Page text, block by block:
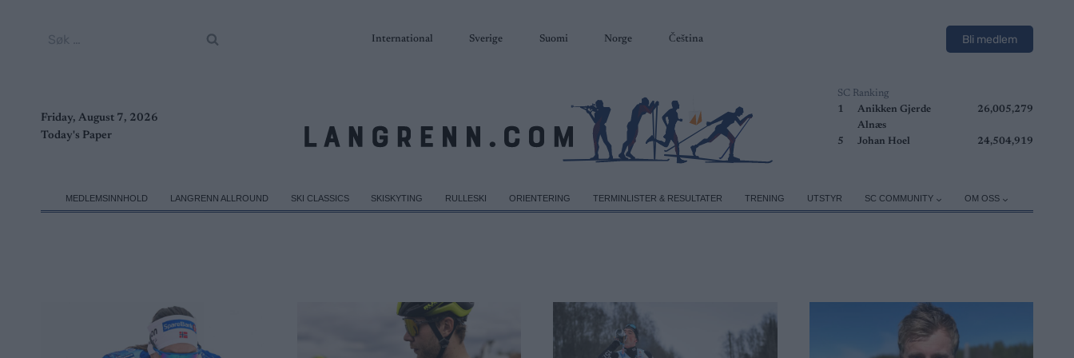
International Sverige Suomi Norge Čeština Bli medlem
Friday, August 7, 2026
Today's Paper
SC Ranking
1
Anikken Gjerde
Alnæs
26,005,279
5 Johan Hoel 24,504,919
MEDLEMSINNHOLD LANGRENN ALLROUND SKI CLASSICS SKISKYTING RULLESKI ORIENTERING TERMINLISTER & RESULTATER TRENING UTSTYR SC COMMUNITY OM OSS